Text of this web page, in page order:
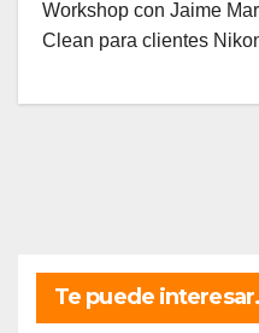
Workshop con Jaime
Clean para clientes
Te puede